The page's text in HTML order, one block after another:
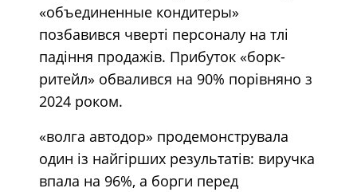
«объединенные кондитеры»
позбавився чверті персоналу на тлі
падіння продажів. Прибуток «борк-
ритейл» обвалився на 90% порівняно з
2024 роком.
«волга автодор» продемонструвала
один із найгірших результатів: виручка
впала на 96%, а борги перед